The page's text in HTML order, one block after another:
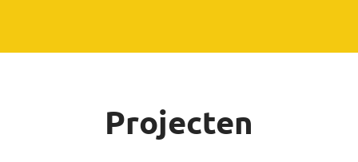
Projecten